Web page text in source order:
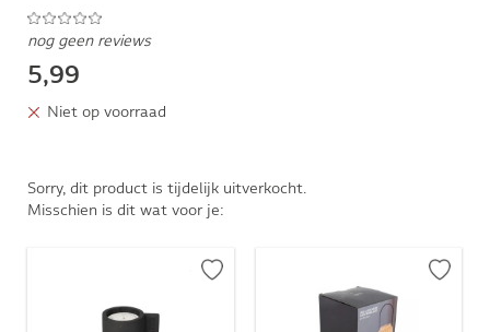
nog geen reviews
5,99
Niet op voorraad
Sorry, dit product is tijdelijk uitverkocht.
Misschien is dit wat voor je: